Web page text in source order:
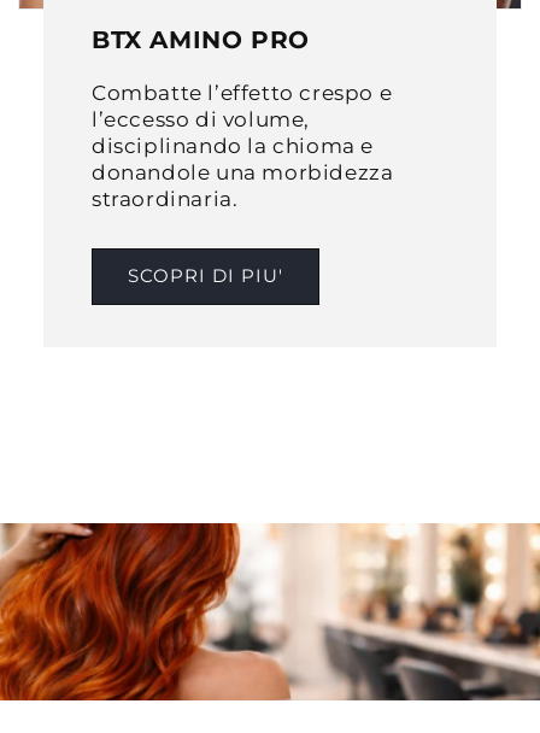
BTX AMINO PRO
Combatte l’effetto crespo e
l’eccesso di volume,
disciplinando la chioma e
donandole una morbidezza
straordinaria.
SCOPRI DI PIU'